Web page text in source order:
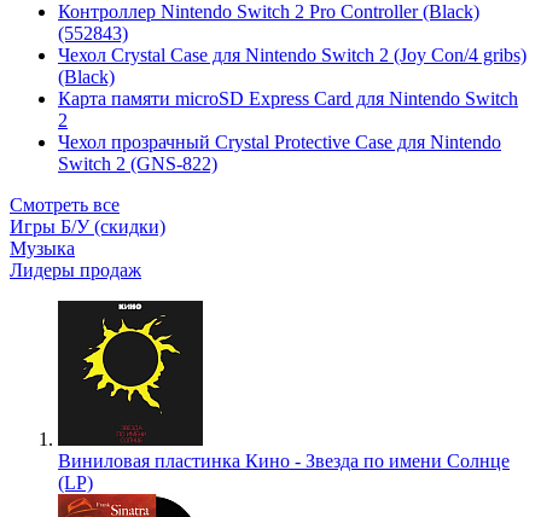
Контроллер Nintendo Switch 2 Pro Controller (Black)
(552843)
Чехол Сrystal Сase для Nintendo Switch 2 (Joy Con/4 gribs)
(Black)
Карта памяти microSD Express Card для Nintendo Switch
2
Чехол прозрачный Crystal Protective Case для Nintendo
Switch 2 (GNS-822)
Смотреть все
Игры Б/У (скидки)
Музыка
Лидеры продаж
Виниловая пластинка Кино - Звезда по имени Солнце
(LP)